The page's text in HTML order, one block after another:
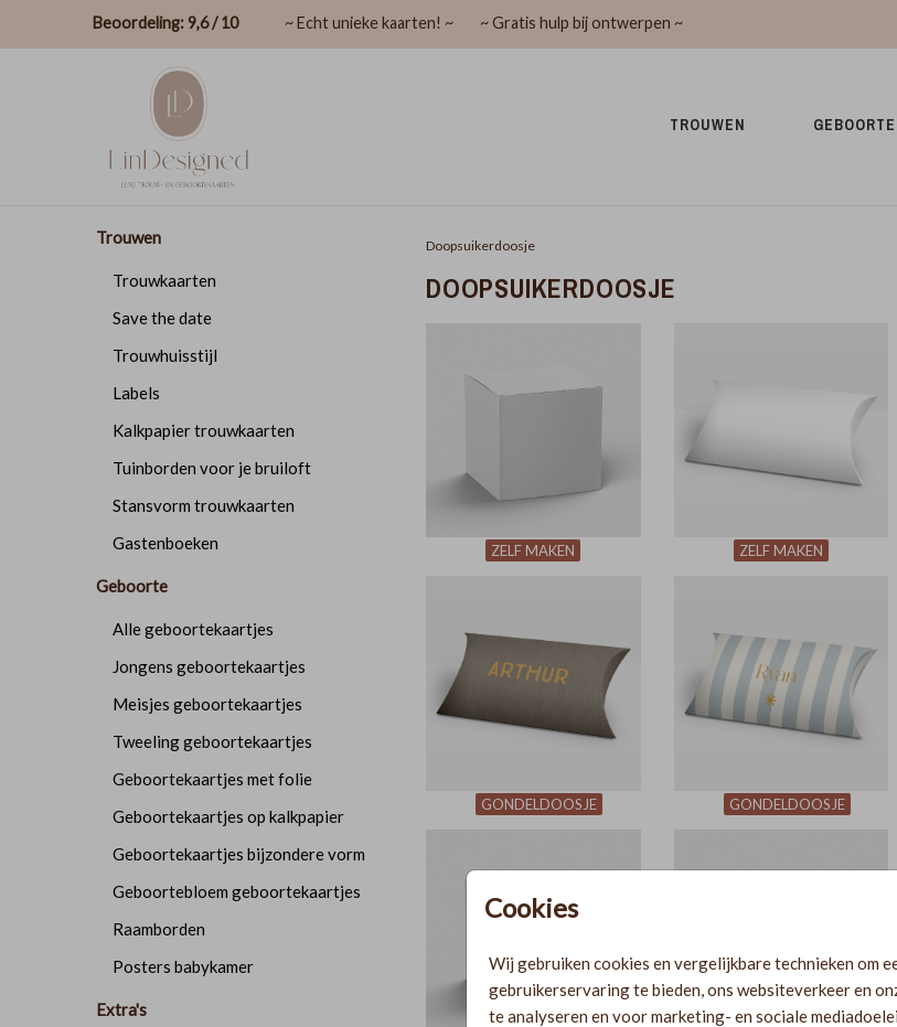
Beoordeling: 9,6 / 10 ~ Echt unieke kaarten! ~ ~ Gratis hulp bij ontwerpen ~
TROUWEN GEBOORTE
Cookies
Wij gebruiken cookies en vergelijkbare technieken om
gebruikerservaring te bieden, ons websiteverkeer en
te analyseren en voor marketing- en sociale
Trouwen
Trouwkaarten
Save the date
Trouwhuisstijl
Labels
Kalkpapier trouwkaarten
Tuinborden voor je bruiloft
Stansvorm trouwkaarten
Gastenboeken
Geboorte
Alle geboortekaartjes
Jongens geboortekaartjes
Meisjes geboortekaartjes
Tweeling geboortekaartjes
Geboortekaartjes met folie
Geboortekaartjes op kalkpapier
Geboortekaartjes bijzondere vorm
Geboortebloem geboortekaartjes
Raamborden
Posters babykamer
Extra's
Doopsuikerdoosje
DOOPSUIKERDOOSJE
ZELF MAKEN ZELF MAKEN
GONDELDOOSJE GONDELDOOSJE